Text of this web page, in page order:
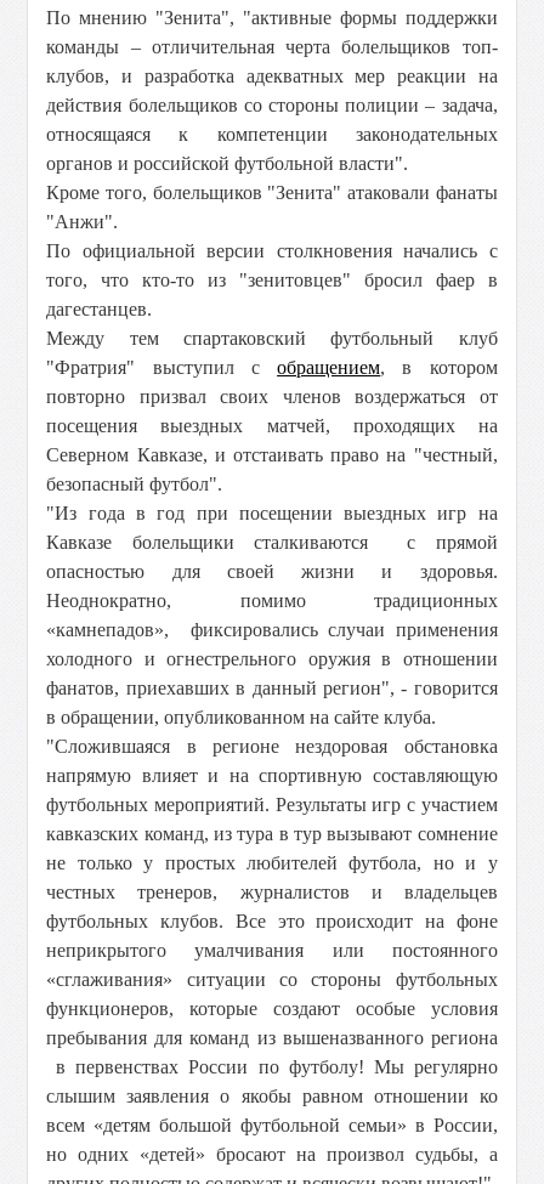
По мнению "Зенита", "активные формы поддержки
команды – отличительная черта болельщиков топ-
клубов, и разработка адекватных мер реакции на
действия болельщиков со стороны полиции – задача,
относящаяся к компетенции законодательных
органов и российской футбольной власти".
Кроме того, болельщиков "Зенита" атаковали фанаты
"Анжи".
По официальной версии столкновения начались с
того, что кто-то из "зенитовцев" бросил фаер в
дагестанцев.
Между тем спартаковский футбольный клуб
"Фратрия" выступил собращением, в котором
повторно призвал своих членов воздержаться от
посещения выездных матчей, проходящих на
Северном Кавказе, и отстаивать право на "честный,
безопасный футбол".
"Из года в год при посещении выездных игр на
Кавказе болельщики сталкиваются с прямой
опасностью для своей жизни и здоровья.
Неоднократно, помимо традиционных
«камнепадов», фиксировались случаи применения
холодного и огнестрельного оружия в отношении
фанатов, приехавших в данный регион", - говорится
в обращении, опубликованном на сайте клуба.
"Сложившаяся в регионе нездоровая обстановка
напрямую влияет и на спортивную составляющую
футбольных мероприятий. Результаты игр с участием
кавказских команд, из тура в тур вызывают сомнение
не только у простых любителей футбола, но и у
честных тренеров, журналистов и владельцев
футбольных клубов. Все это происходит на фоне
неприкрытого умалчивания или постоянного
«сглаживания» ситуации со стороны футбольных
функционеров, которые создают особые условия
пребывания для команд из вышеназванного региона
в первенствах России по футболу! Мы регулярно
слышим заявления о якобы равном отношении ко
всем «детям большой футбольной семьи» в России,
но одних «детей» бросают на произвол судьбы, а